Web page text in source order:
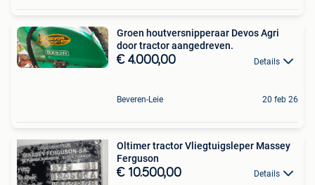
Groen houtversnipperaar Devos Agri
door tractor aangedreven.
€ 4.000,00 Details
Beveren-Leie 20 feb 26
Oltimer tractor Vliegtuigsleper Massey
Ferguson
€ 10.500,00 Details